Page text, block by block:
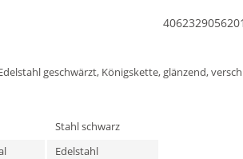
4062329056201
geschwärzt, Königskette, glänzend,
Stahl schwarz
Edelstahl